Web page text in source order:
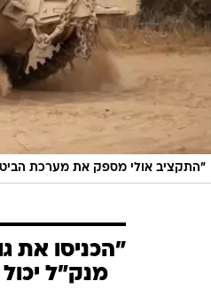
"התקציב אולי מספק את מערכת
"הכניסו את
מנק"ל יכול